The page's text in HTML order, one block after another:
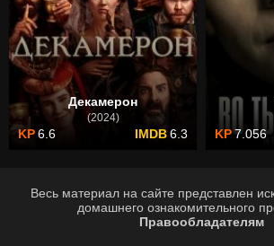
Декамерон
(2024)
6.6 6.3 7.056
Весь материал на сайте представлен
домашнего ознакомительного
Правообладателям